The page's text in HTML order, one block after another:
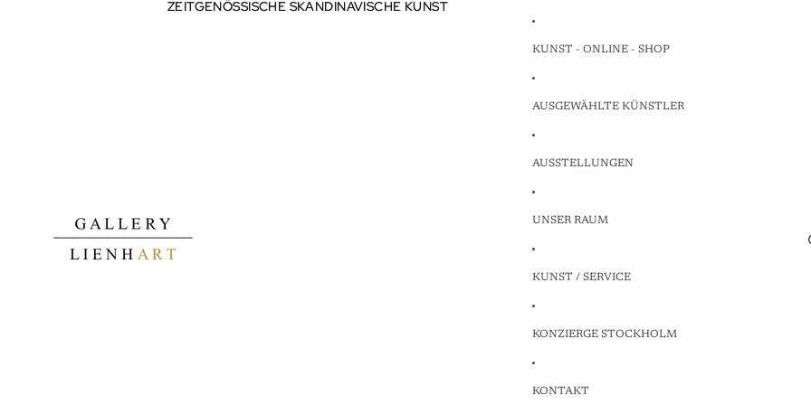
ZEITGENÖSSISCHE SKANDINAVISCHE KUNST
ZEITGENÖSSISCHE SKANDINAVISCHE KUNST
KUNST - ONLINE - SHOP
AUSGEWÄHLTE KÜNSTLER
AUSSTELLUNGEN
UNSER RAUM
KUNST / SERVICE
KONZIERGE STOCKHOLM
KONTAKT